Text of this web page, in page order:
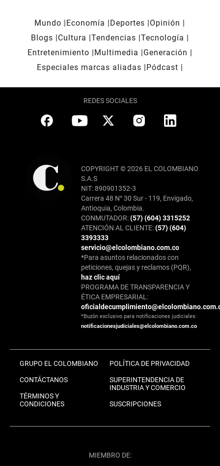
Mundo Economía Deportes
Opinión
Blogs
Cultura Tendencias Tecnología
Entretenimiento
Multimedia
Generación
Especiales marcas aliadas
Pódcast
REDES SOCIALES
COPYRIGHT © 2026 EL COLOMBIANO
S.A.S
NIT: 890901352-3
Carrera 48 N° 30 Sur - 119, Envigado,
Antioquia, Colombia.
CONMUTADOR:(57) (604) 3315252
ATENCIÓN AL CLIENTE:(57) (604)
3393333
servicio@elcolombiano.com.co
*Para asuntos relacionados con
peticiones, quejas y reclamos (PQR),
haz clic aquí
PROGRAMA DE TRANSPARENCIA Y
ÉTICA EMPRESARIAL:
*Buzón exclusivo para notificaciones judiciales:
notificacionesjudiciales@elcolombiano.com.co
GRUPO EL COLOMBIANO
CONTÁCTANOS
TÉRMINOS Y
CONDICIONES
POLÍTICA DE PRIVACIDAD
SUPERINTENDENCIA DE
INDUSTRIA Y COMERCIO
SUSCRIPCIONES
MIEMBRO DE: